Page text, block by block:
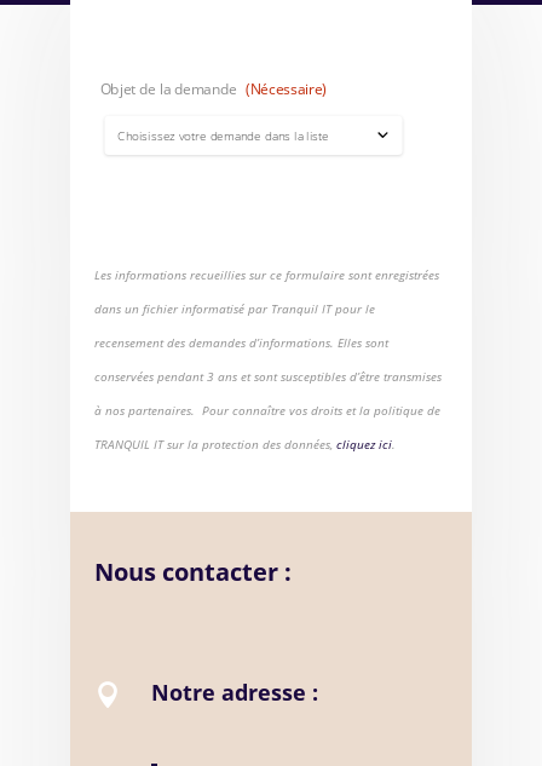
Objet de la demande (Nécessaire)
Les informations recueillies sur ce formulaire sont enregistrées
dans un fichier informatisé par Tranquil IT pour le
recensement des demandes d’informations. Elles sont
conservées pendant 3 ans et sont susceptibles d’être transmises
à nos partenaires. Pour connaître vos droits et la politique de
TRANQUIL IT sur la protection des données,cliquez ici.
Nous contacter :
 Notre adresse :